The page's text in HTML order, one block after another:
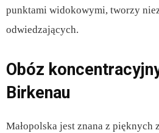
punktami widokowymi, tworzy
odwiedzających.
Obóz
Birkenau
Małopolska jest znana z pięknych